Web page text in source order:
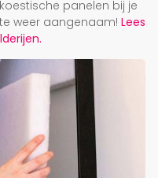
panelen bij je
weer aangenaam! Lees